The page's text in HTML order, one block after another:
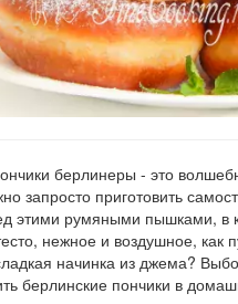
берлинеры - это
запросто приготовить
этими румяными пышками, в
нежное и воздушное, как
начинка из джема?
берлинские пончики в